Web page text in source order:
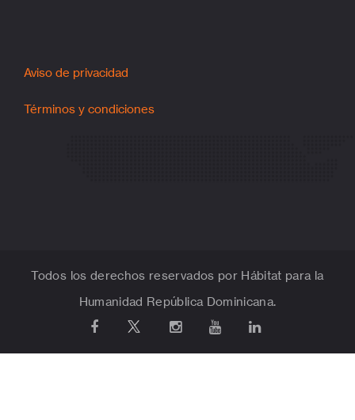
Aviso de privacidad
Términos y condiciones
Todos los derechos reservados por Hábitat para la
Humanidad República Dominicana.